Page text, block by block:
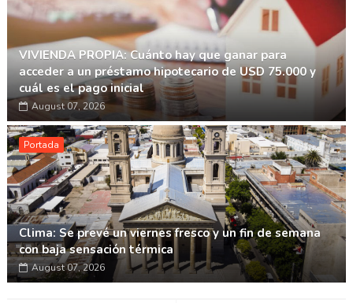
VIVIENDA PROPIA: Cuánto hay que ganar para
acceder a un préstamo hipotecario de USD 75.000 y
cuál es el pago inicial
August 07, 2026
Portada
Clima: Se prevé un viernes fresco y un fin de semana
con baja sensación térmica
August 07, 2026